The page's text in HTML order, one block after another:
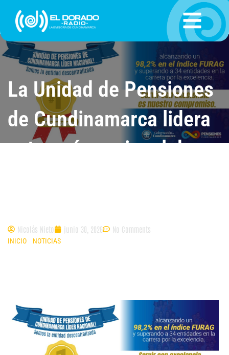
contenido
La Unidad de Pensiones
de Cundinamarca lidera
categoría nacional de
Nicolás Nieto junio 30, 2026 No Comments
INICIO NOTICIAS